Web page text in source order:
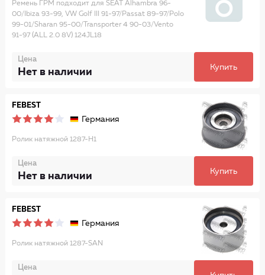
Ремень ГРМ подходит для SEAT Alhambra 96-
00/Ibiza 93-99, VW Golf III 91-97/Passat 89-97/Polo
99-01/Sharan 95-00/Transporter 4 90-03/Vento
91-97 (ALL 2.0 8V) 124JL18
Цена
Нет в наличии Купить
FEBEST
Германия
Ролик натяжной 1287-H1
Цена
Нет в наличии Купить
FEBEST
Германия
Ролик натяжной 1287-SAN
Цена